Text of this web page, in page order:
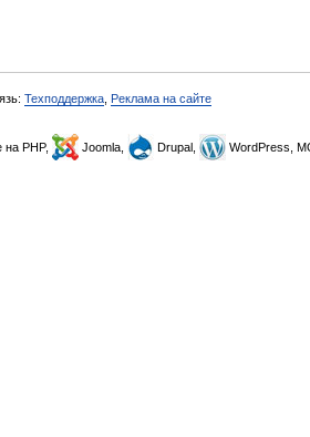
Техподдержка Реклама на сайте
на PHP, Joomla, Drupal, WordPress,